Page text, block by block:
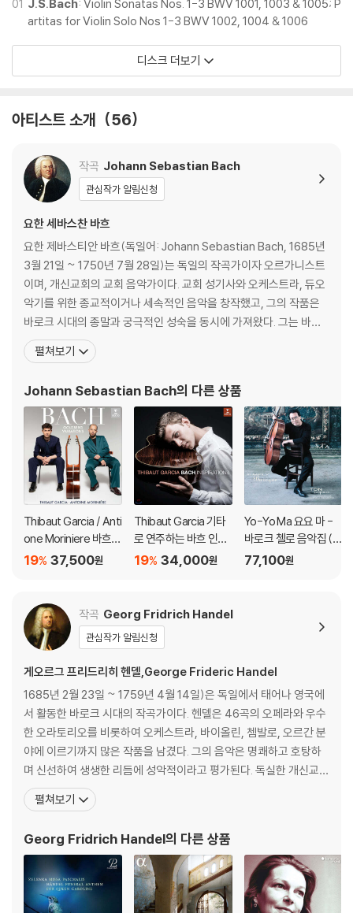
01 J.S.Bach: Violin Sonatas Nos. 1-3 BWV 1001, 1003 & 1005; P
artitas for Violin Solo Nos 1-3 BWV 1002, 1004 & 1006
디스크 더보기
아티스트 소개 56
작곡 Johann Sebastian Bach
관심작가 알림신청
요한 세바스찬 바흐
요한 제바스티안 바흐(독일어: Johann Sebastian Bach, 1685년
3월 21일 ~ 1750년 7월 28일)는 독일의 작곡가이자 오르가니스트
이며, 개신교회의 교회 음악가이다. 교회 성기사와 오케스트라, 듀오
악기를 위한 종교적이거나 세속적인 음악을 창작했고, 그의 작품은
바로크 시대의 종말과 궁극적인 성숙을 동시에 가져왔다. 그는 바로
크 시대의 최후에 위치하는 대가로서, 일반적인 작품은 독일음악의
전통에 깊이 뿌리박고 있을 뿐 아니라, 그 위에 이탈리아나 프랑스의
였다. 종교적 작품은 기존 구교 음
펼쳐보기
Johann Sebastian Bach의 다른 상품
Thibaut Garcia / Anti
one Moriniere 바흐:
골드베르크 변주곡 (B
37,500원
19%
Thibaut Garcia 기타
로 연주하는 바흐 인스
퍼레이션 (Bach Inspir
34,000원
19%
Yo-Yo Ma 요요 마 -
바로크 첼로 음악집 (Si
mply Baroque) [청록
77,100원
작곡 Georg Fridrich Handel
관심작가 알림신청
게오르그 프리드리히 헨델,George Frideric Handel
1685년 2월 23일 ~ 1759년 4월 14일)은 독일에서 태어나 영국에
서 활동한 바로크 시대의 작곡가이다. 헨델은 46곡의 오페라와 우수
한 오라토리오를 비롯하여 오케스트라, 바이올린, 쳄발로, 오르간 분
야에 이르기까지 많은 작품을 남겼다. 그의 음악은 명쾌하고 호탕하
며 신선하여 생생한 리듬에 성악적이라고 평가된다. 독실한 개신교
(루터교) 신자인 헨델의 대표적인 교회음악은 《메시아(Messiah)》
로서 당시 영어 번역 성경인 킹 제임스 성경의 구절에 곡을 붙인 오라
다. 함부르크, 피렌체 등지에서 활동하다 1
펼쳐보기
Georg Fridrich Handel의 다른 상품